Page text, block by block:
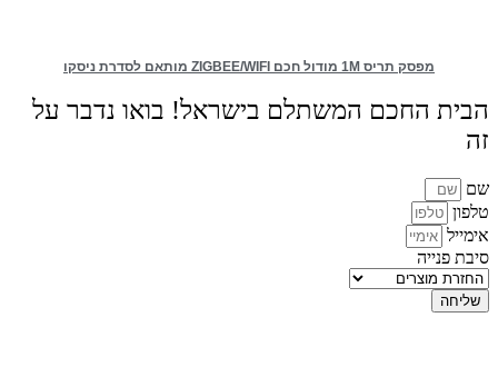
מפסק תריס 1M מודול חכם ZIGBEE/WIFI מותאם לסדרת ניסקו
הבית החכם המשתלם בישראל! בואו נדבר על
זה
שם
טלפון
אימייל
סיבת פנייה
שליחה